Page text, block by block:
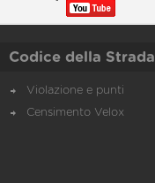
Codice della Strada
Violazione e punti
Censimento Velox